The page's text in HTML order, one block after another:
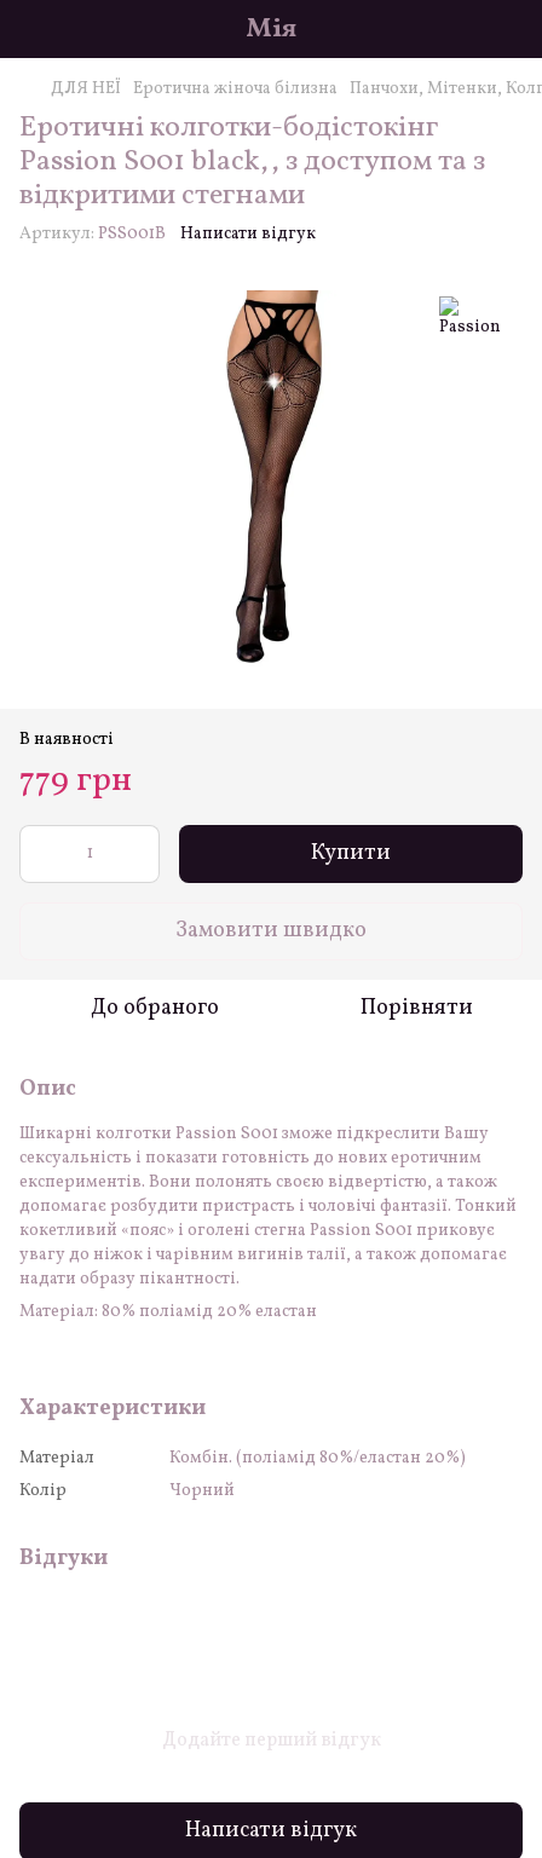
Мія
ДЛЯ НЕЇ Еротична жіноча білизна Панчохи, Мітенки,
Еротичні колготки-бодістокінг
Passion S001 black,, з доступом та з
відкритими стегнами
Артикул: PSS001B Написати відгук
В наявності
779 грн
Купити
Замовити швидко
До обраного Порівняти
Опис
Шикарні колготки Passion S001 зможе підкреслити Вашу
сексуальність і показати готовність до нових еротичним
експериментів. Вони полонять своєю відвертістю, а також
допомагає розбудити пристрасть і чоловічі фантазії. Тонкий
кокетливий «пояс» і оголені стегна Passion S001 приковує
увагу до ніжок і чарівним вигинів талії, а також допомагає
надати образу пікантності.
Матеріал: 80% поліамід 20% еластан
Характеристики
Матеріал
Комбін. (поліамід 80%/еластан 20%)
Колір
Чорний
Відгуки
Додайте перший відгук
Написати відгук